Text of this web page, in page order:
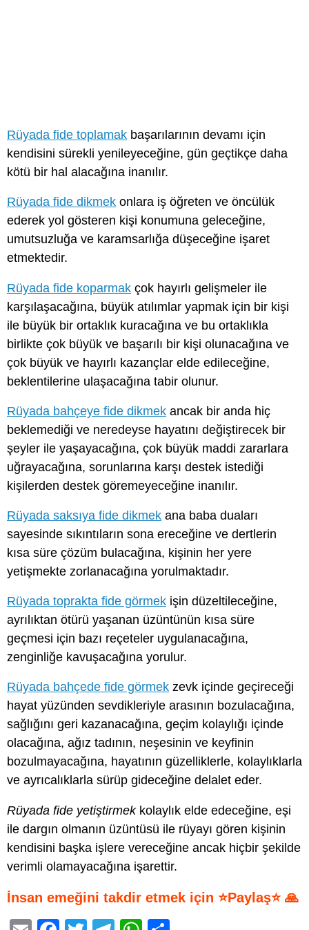
Rüyada fide toplamak başarılarının devamı için
kendisini sürekli yenileyeceğine, gün geçtikçe daha
kötü bir hal alacağına inanılır.
Rüyada fide dikmek onlara iş öğreten ve öncülük
ederek yol gösteren kişi konumuna geleceğine,
umutsuzluğa ve karamsarlığa düşeceğine işaret
etmektedir.
Rüyada fide koparmak çok hayırlı gelişmeler ile
karşılaşacağına, büyük atılımlar yapmak için bir kişi
ile büyük bir ortaklık kuracağına ve bu ortaklıkla
birlikte çok büyük ve başarılı bir kişi olunacağına ve
çok büyük ve hayırlı kazançlar elde edileceğine,
beklentilerine ulaşacağına tabir olunur.
Rüyada bahçeye fide dikmek ancak bir anda hiç
beklemediği ve neredeyse hayatını değiştirecek bir
şeyler ile yaşayacağına, çok büyük maddi zararlara
uğrayacağına, sorunlarına karşı destek istediği
kişilerden destek göremeyeceğine inanılır.
Rüyada saksıya fide dikmek ana baba duaları
sayesinde sıkıntıların sona ereceğine ve dertlerin
kısa süre çözüm bulacağına, kişinin her yere
yetişmekte zorlanacağına yorulmaktadır.
Rüyada toprakta fide görmek işin düzeltileceğine,
ayrılıktan ötürü yaşanan üzüntünün kısa süre
geçmesi için bazı reçeteler uygulanacağına,
zenginliğe kavuşacağına yorulur.
Rüyada bahçede fide görmek zevk içinde geçireceği
hayat yüzünden sevdikleriyle arasının bozulacağına,
sağlığını geri kazanacağına, geçim kolaylığı içinde
olacağına, ağız tadının, neşesinin ve keyfinin
bozulmayacağına, hayatının güzelliklerle, kolaylıklarla
ve ayrıcalıklarla sürüp gideceğine delalet eder.
Rüyada fide yetiştirmekkolaylık elde edeceğine, eşi
ile dargın olmanın üzüntüsü ile rüyayı gören kişinin
kendisini başka işlere vereceğine ancak hiçbir şekilde
verimli olamayacağına işarettir.
İnsan emeğini takdir etmek için ⭐Paylaş⭐ 🙏